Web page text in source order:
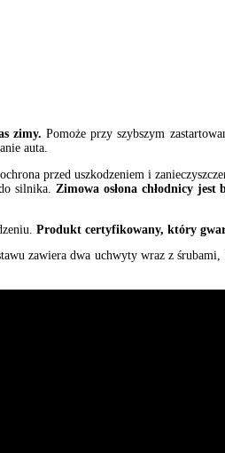
zimy. Pomoże przy szybszym
auta.
przed uszkodzeniem i
silnika. Zimowa osłona chłodnicy
Produkt certyfikowany, który
zawiera dwa uchwyty wraz z